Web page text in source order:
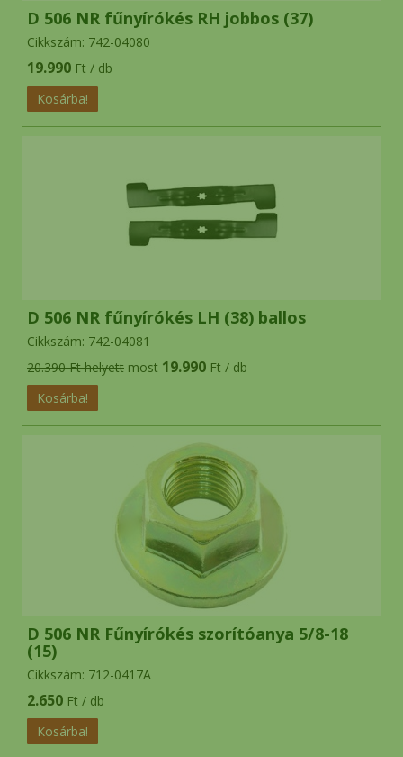
D 506 NR fűnyírókés RH jobbos (37)
Cikkszám: 742-04080
19.990 Ft / db
D 506 NR fűnyírókés LH (38) ballos
Cikkszám: 742-04081
20.390 Ft helyett most 19.990 Ft / db
D 506 NR Fűnyírókés szorítóanya 5/8-18
(15)
Cikkszám: 712-0417A
2.650 Ft / db